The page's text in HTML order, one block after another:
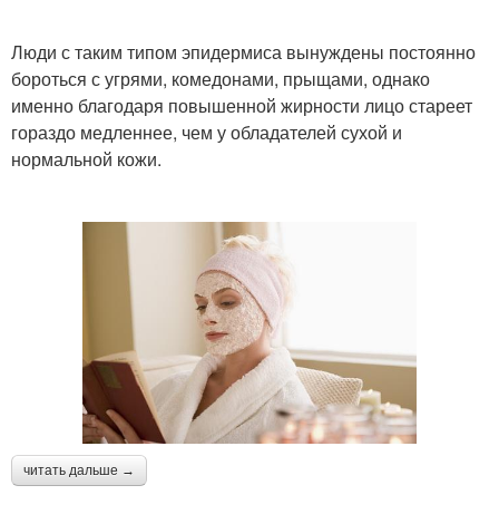
Люди с таким типом эпидермиса вынуждены постоянно
бороться с угрями, комедонами, прыщами, однако
именно благодаря повышенной жирности лицо стареет
гораздо медленнее, чем у обладателей сухой и
нормальной кожи.
читать дальше →